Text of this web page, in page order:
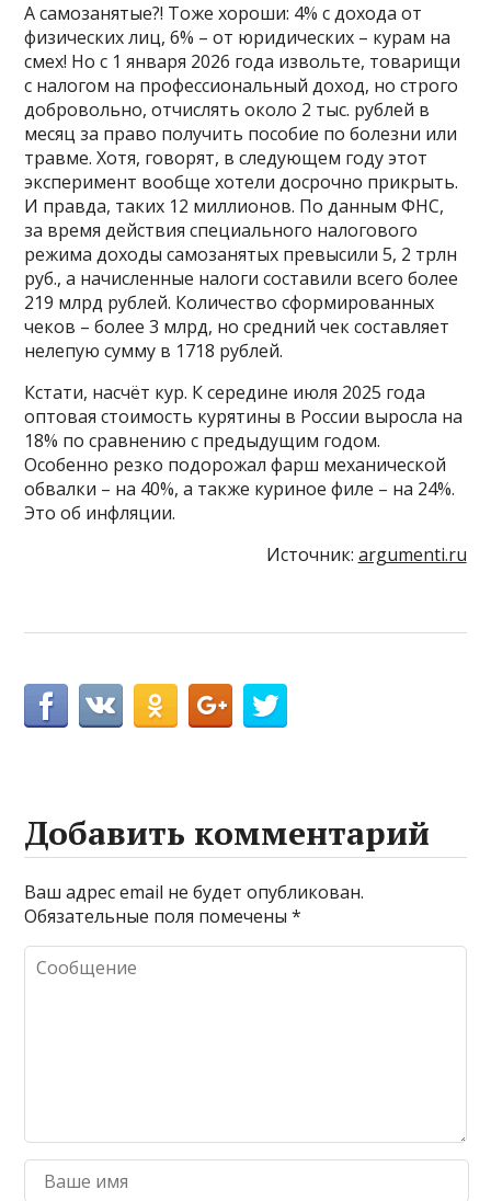
А самозанятые?! Тоже хороши: 4% с дохода от
физических лиц, 6% – от юридических – курам на
смех! Но с 1 января 2026 года извольте, товарищи
с налогом на профессиональный доход, но строго
добровольно, отчислять около 2 тыс. рублей в
месяц за право получить пособие по болезни или
травме. Хотя, говорят, в следующем году этот
эксперимент вообще хотели досрочно прикрыть.
И правда, таких 12 миллионов. По данным ФНС,
за время действия специального налогового
режима доходы самозанятых превысили 5, 2 трлн
руб., а начисленные налоги составили всего более
219 млрд рублей. Количество сформированных
чеков – более 3 млрд, но средний чек составляет
нелепую сумму в 1718 рублей.
Кстати, насчёт кур. К середине июля 2025 года
оптовая стоимость курятины в России выросла на
18% по сравнению с предыдущим годом.
Особенно резко подорожал фарш механической
обвалки – на 40%, а также куриное филе – на 24%.
Это об инфляции.
Источник: argumenti.ru
Добавить комментарий
Ваш адрес email не будет опубликован.
Обязательные поля помечены*